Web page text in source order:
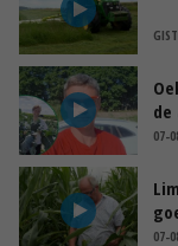
de
07-
07-